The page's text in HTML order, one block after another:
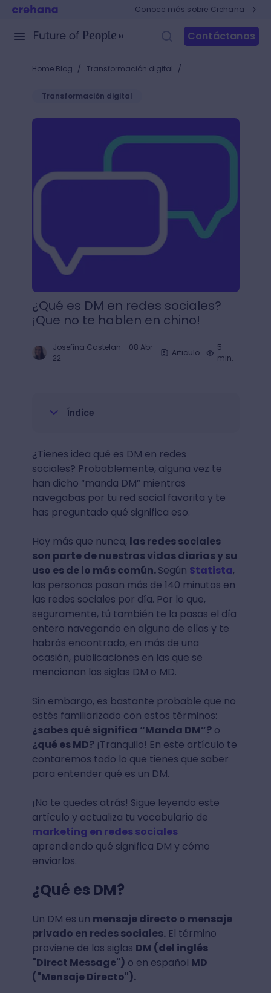
Conoce más sobre Crehana
Contáctanos
Home Blog / Transformación digital /
Transformación digital
¿Qué es DM en redes sociales? ¡Que no te hablen
¿Qué es DM en redes sociales?
¡Que no te hablen en chino!
Josefina Castelan - 08 Abr
22
Articulo
5
min.
Índice
¿Tienes idea qué es DM en redes
sociales? Probablemente, alguna vez te
han dicho “manda DM” mientras
navegabas por tu red social favorita y te
has preguntado qué significa eso.
Hoy más que nunca, las redes sociales
son parte de nuestras vidas diarias y su
uso es de lo más común.Según Statista,
las personas pasan más de 140 minutos en
las redes sociales por día. Por lo que,
seguramente, tú también te la pasas el día
entero navegando en alguna de ellas y te
habrás encontrado, en más de una
ocasión, publicaciones en las que se
mencionan las siglas DM o MD.
Sin embargo, es bastante probable que no
estés familiarizado con estos términos:
¿sabes qué significa “Manda DM”?o
¿qué es MD?¡Tranquilo! En este artículo te
contaremos todo lo que tienes que saber
para entender qué es un DM.
¡No te quedes atrás! Sigue leyendo este
artículo y actualiza tu vocabulario de
marketing en redes sociales
aprendiendo qué significa DM y cómo
enviarlos.
¿Qué es DM?
Un DM es un mensaje directo o mensaje
privado en redes sociales.El término
proviene de las siglas DM (del inglés
"Direct Message") o en español MD
("Mensaje Directo").